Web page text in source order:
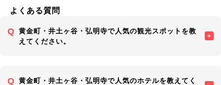
よくある質問
黄金町・井土ヶ谷・弘明寺で人気の観光スポットを教
えてください。
黄金町・井土ヶ谷・弘明寺で人気のホテルを教えてく